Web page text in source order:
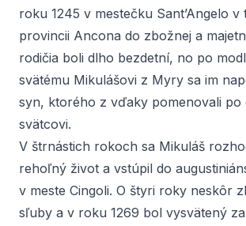
roku 1245 v mestečku Sant’Angelo v
provincii Ancona do zbožnej a
rodičia boli dlho bezdetní, no po
svätému Mikulášovi z Myry sa im
syn, ktorého z vďaky pomenovali po
svätcovi.
V štrnástich rokoch sa Mikuláš
rehoľný život a vstúpil do
v meste Cingoli. O štyri roky neskôr
sľuby a v roku 1269 bol vysvätený